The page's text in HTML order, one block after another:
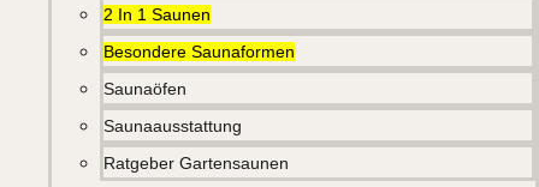
2 In 1 Saunen
Besondere Saunaformen
Saunaöfen
Saunaausstattung
Ratgeber Gartensaunen